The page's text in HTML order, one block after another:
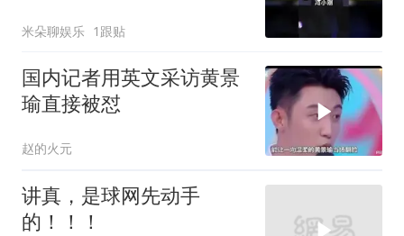
米朵聊娱乐 1跟贴
国内记者用英文采访黄景
瑜直接被怼
赵的火元
讲真，是球网先动手
的！！！